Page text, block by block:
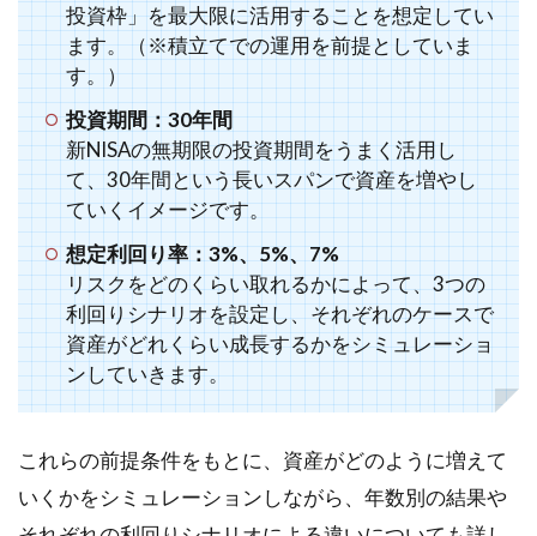
投資枠」を最大限に活用することを想定してい
ます。（※積立てでの運用を前提としていま
す。）
投資期間：30年間
新NISAの無期限の投資期間をうまく活用し
て、30年間という長いスパンで資産を増やし
ていくイメージです。
想定利回り率：3%、5%、7%
リスクをどのくらい取れるかによって、3つの
利回りシナリオを設定し、それぞれのケースで
資産がどれくらい成長するかをシミュレーショ
ンしていきます。
これらの前提条件をもとに、資産がどのように増えて
いくかをシミュレーションしながら、年数別の結果や